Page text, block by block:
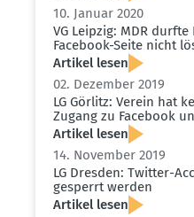
10. Januar 2020
VG Leipzig: MDR
Facebook-Seite nicht
Artikel lesen
02. Dezember 2019
LG Görlitz: Verein hat
Zugang zu Facebook
Artikel lesen
14. November 2019
LG Dresden: Twitter-
gesperrt werden
Artikel lesen